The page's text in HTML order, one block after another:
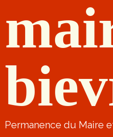
Permanence du Maire